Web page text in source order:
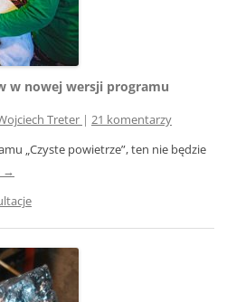
w nowej wersji programu
Treter | 21 komentarzy
„Czyste powietrze”, ten nie będzie
→